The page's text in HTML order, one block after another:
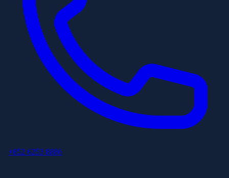
+852 6253 8886